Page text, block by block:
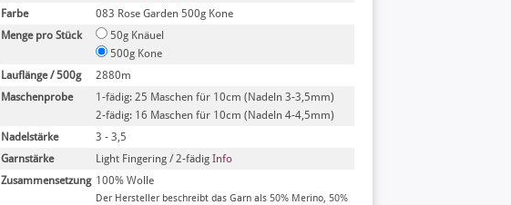
Farbe
083 Rose Garden 500g Kone
Menge pro Stück
50g Knäuel
500g Kone
Lauflänge / 500g
2880m
Maschenprobe
1-fädig: 25 Maschen für 10cm (Nadeln 3-3,5mm)
2-fädig: 16 Maschen für 10cm (Nadeln 4-4,5mm)
Nadelstärke
3 - 3,5
Garnstärke
Light Fingering / 2-fädig Info
Zusammensetzung 100% Wolle
Der Hersteller beschreibt das Garn als 50% Merino, 50%